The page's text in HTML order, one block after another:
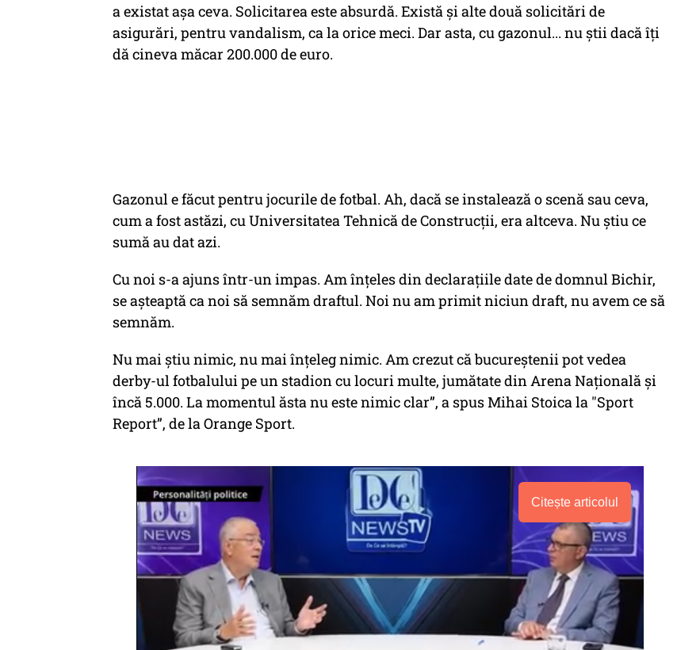
a existat așa ceva. Solicitarea este absurdă. Există și alte două solicitări de
asigurări, pentru vandalism, ca la orice meci. Dar asta, cu gazonul... nu știi dacă îți
dă cineva măcar 200.000 de euro.
Gazonul e făcut pentru jocurile de fotbal. Ah, dacă se instalează o scenă sau ceva,
cum a fost astăzi, cu Universitatea Tehnică de Construcții, era altceva. Nu știu ce
sumă au dat azi.
Cu noi s-a ajuns într-un impas. Am înțeles din declarațiile date de domnul Bichir,
se așteaptă ca noi să semnăm draftul. Noi nu am primit niciun draft, nu avem ce să
semnăm.
Nu mai știu nimic, nu mai înțeleg nimic. Am crezut că bucureștenii pot vedea
derby-ul fotbalului pe un stadion cu locuri multe, jumătate din Arena Națională și
încă 5.000. La momentul ăsta nu este nimic clar”, a spus Mihai Stoica la "Sport
Report”, de la Orange Sport.
Citește articolul